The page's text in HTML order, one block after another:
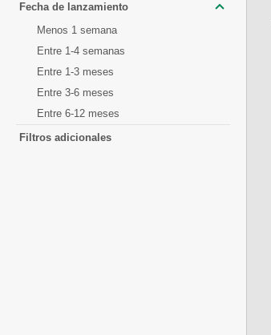
Fecha de lanzamiento
Menos 1 semana
Entre 1-4 semanas
Entre 1-3 meses
Entre 3-6 meses
Entre 6-12 meses
Filtros adicionales